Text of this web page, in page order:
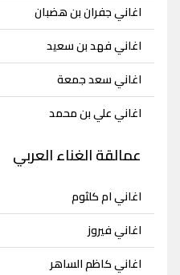
اغاني جفران بن هضبان
اغاني فهد بن سعيد
اغاني سعد جمعة
اغاني علي بن محمد
عمالقة الغناء العربي
اغاني ام كلثوم
اغاني فيروز
اغاني كاظم الساهر